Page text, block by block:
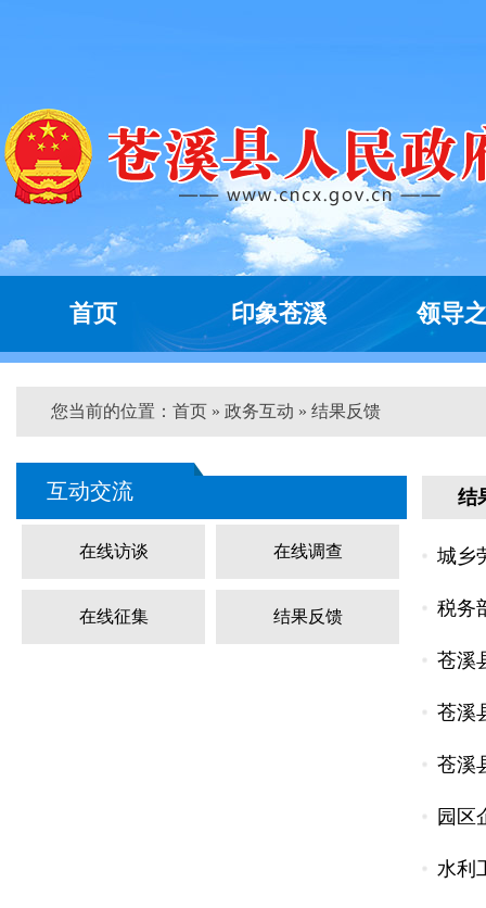
首页 印象苍溪 领导
您当前的位置： 首页 » 政务互动 » 结果反馈
互动交流
在线访谈 在线调查
在线征集 结果反馈
结
城乡
税务
苍溪
苍溪
苍溪
园区
水利